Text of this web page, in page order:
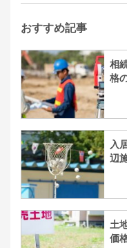
おすすめ記事
相
格
入
辺
土
価